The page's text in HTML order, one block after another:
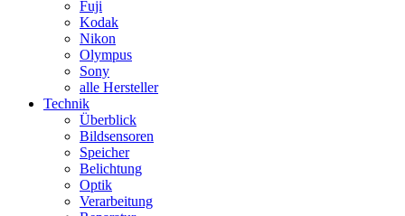
Fuji
Kodak
Nikon
Olympus
Sony
alle Hersteller
Technik
Überblick
Bildsensoren
Speicher
Belichtung
Optik
Verarbeitung